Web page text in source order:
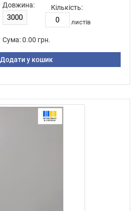
Довжина: Кількість:
листiв
Сума: 0.00 грн.
Додати у кошик